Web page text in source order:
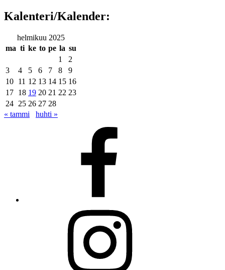
Kalenteri/Kalender:
helmikuu 2025
ma ti ke to pe la su
1
2
3
4 5 6 7 8
9
10 11 12 13 14 15 16
17 18 19 20 21 22 23
24 25 26 27 28
« tammi
huhti »